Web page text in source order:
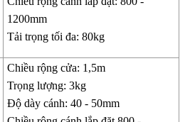
1200mm
Tải trọng tối đa: 80kg
Chiều rộng cửa: 1,5m
Trọng lượng: 3kg
Độ dày cánh: 40 - 50mm